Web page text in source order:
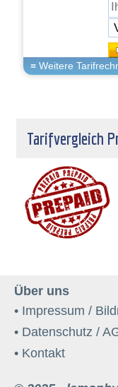
Tarifvergleich
Über uns
• Impressum /
• Datenschutz /
• Kontakt